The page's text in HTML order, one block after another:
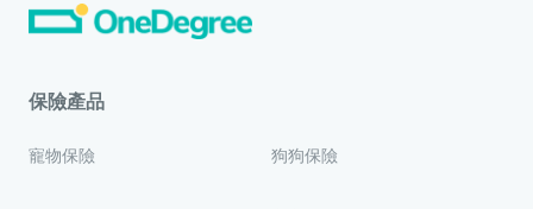
保險產品
寵物保險 狗狗保險